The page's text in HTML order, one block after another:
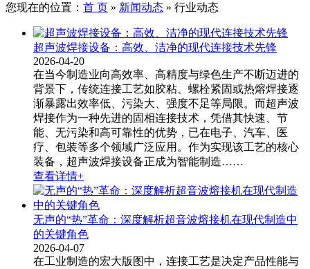
您现在的位置： 首 页 » 新闻动态 » 行业动态
超声波焊接设备：高效、洁净的现代连接技术先锋
2026-04-20
在当今制造业向高效率、高精度与绿色生产不断迈进的
背景下，传统连接工艺如胶粘、螺栓紧固或热熔焊接逐
渐暴露出效率低、污染大、强度不足等局限。而超声波
焊接作为一种先进的固相连接技术，凭借其快速、节
能、无污染和高可靠性的优势，已在电子、汽车、医
疗、包装等多个领域广泛应用。作为实现该工艺的核心
装备，超声波焊接设备​正成为智能制造……
查看详情+
无声的“热”革命：深度解析超音波熔接机在现代制造中
的关键角色
2026-04-07
在工业制造的宏大版图中，连接工艺是决定产品性能与